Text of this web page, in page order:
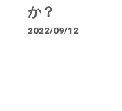
か？
2022/09/12